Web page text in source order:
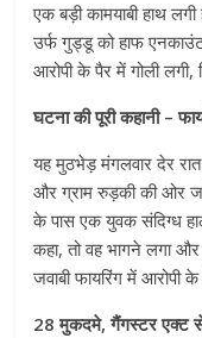
एक बड़ी कामयाबी हाथ
उर्फ गुड्डू को हाफ
आरोपी के पैर में गोली
घटना की पूरी कहानी –
यह मुठभेड़ मंगलवार देर
और ग्राम रुड़की की ओर जा
के पास एक युवक संदिग्ध
कहा, तो वह भागने लगा
जवाबी फायरिंग में आरोपी
28 मुकदमे, गैंगस्टर एक्ट